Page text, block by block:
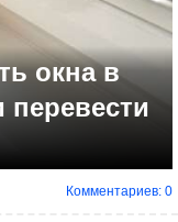
окна в
Комментариев: 0